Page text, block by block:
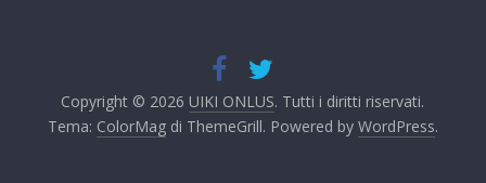
Copyright © 2026 UIKI ONLUS. Tutti i diritti riservati.
Tema: ColorMagdi ThemeGrill. Powered by WordPress.